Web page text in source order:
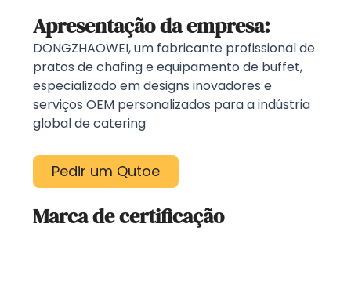
Apresentação da empresa:
DONGZHAOWEI, um fabricante profissional de
pratos de chafing e equipamento de buffet,
especializado em designs inovadores e
serviços OEM personalizados para a indústria
global de catering
Pedir um Qutoe
Marca de certificação